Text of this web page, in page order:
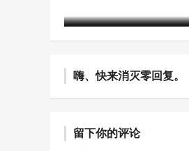
嗨、快来消灭零回复。
留下你的评论